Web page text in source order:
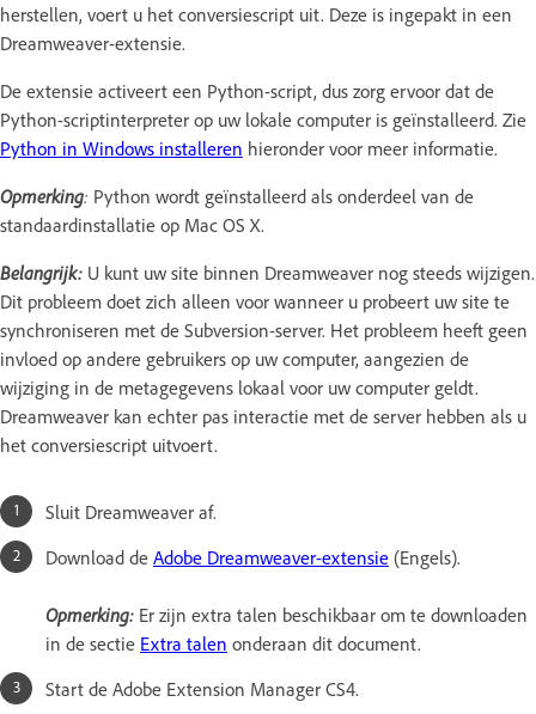
herstellen, voert u het conversiescript uit. Deze is ingepakt in een
Dreamweaver-extensie.
De extensie activeert een Python-script, dus zorg ervoor dat de
Python-scriptinterpreter op uw lokale computer is geïnstalleerd. Zie
Python in Windows installeren hieronder voor meer informatie.
Opmerking: Python wordt geïnstalleerd als onderdeel van de
standaardinstallatie op Mac OS X.
Belangrijk: U kunt uw site binnen Dreamweaver nog steeds wijzigen.
Dit probleem doet zich alleen voor wanneer u probeert uw site te
synchroniseren met de Subversion-server. Het probleem heeft geen
invloed op andere gebruikers op uw computer, aangezien de
wijziging in de metagegevens lokaal voor uw computer geldt.
Dreamweaver kan echter pas interactie met de server hebben als u
het conversiescript uitvoert.
Sluit Dreamweaver af.
Download de Adobe Dreamweaver-extensie (Engels).
Opmerking: Er zijn extra talen beschikbaar om te downloaden
in de sectie Extra talen onderaan dit document.
Start de Adobe Extension Manager CS4.